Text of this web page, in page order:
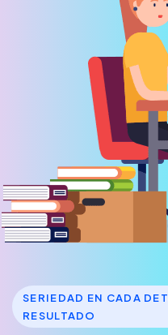
SERIEDAD EN CADA
RESULTADO